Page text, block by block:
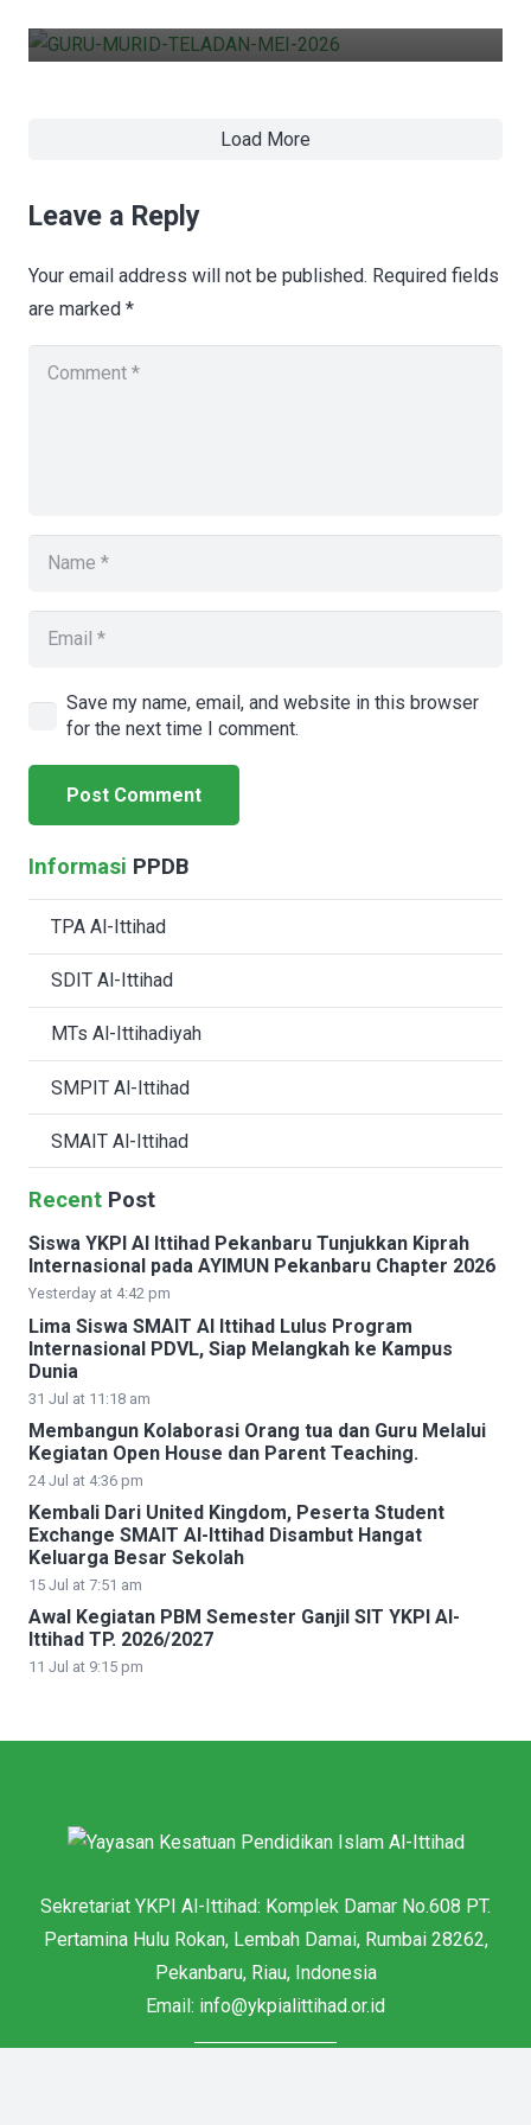
Load More
Leave a Reply
Your email address will not be published. Required fields
are marked *
Save my name, email, and website in this browser
for the next time I comment.
Post Comment
Informasi PPDB
TPA Al-Ittihad
SDIT Al-Ittihad
MTs Al-Ittihadiyah
SMPIT Al-Ittihad
SMAIT Al-Ittihad
Recent Post
Siswa YKPI Al Ittihad Pekanbaru Tunjukkan Kiprah
Internasional pada AYIMUN Pekanbaru Chapter 2026
Yesterday at 4:42 pm
Lima Siswa SMAIT Al Ittihad Lulus Program
Internasional PDVL, Siap Melangkah ke Kampus
Dunia
31 Jul at 11:18 am
Membangun Kolaborasi Orang tua dan Guru Melalui
Kegiatan Open House dan Parent Teaching.
24 Jul at 4:36 pm
Kembali Dari United Kingdom, Peserta Student
Exchange SMAIT Al-Ittihad Disambut Hangat
Keluarga Besar Sekolah
15 Jul at 7:51 am
Awal Kegiatan PBM Semester Ganjil SIT YKPI Al-
Ittihad TP. 2026/2027
11 Jul at 9:15 pm
Sekretariat YKPI Al-Ittihad: Komplek Damar No.608 PT.
Pertamina Hulu Rokan, Lembah Damai, Rumbai 28262,
Pekanbaru, Riau, Indonesia
Email: info@ykpialittihad.or.id